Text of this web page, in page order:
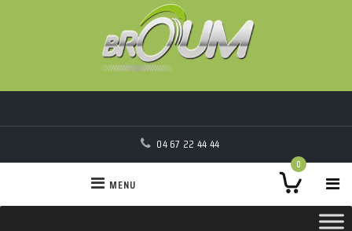
04 67 22 44 44
0
MENU